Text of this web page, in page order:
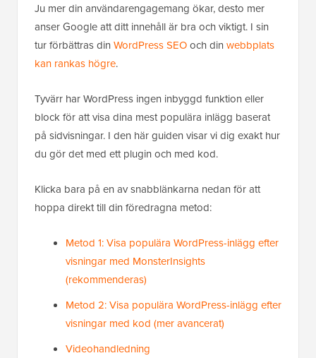
Ju mer din användarengagemang ökar, desto mer
anser Google att ditt innehåll är bra och viktigt. I sin
tur förbättras din WordPress SEOoch din webbplats
kan rankas högre.
Tyvärr har WordPress ingen inbyggd funktion eller
block för att visa dina mest populära inlägg baserat
på sidvisningar. I den här guiden visar vi dig exakt hur
du gör det med ett plugin och med kod.
Klicka bara på en av snabblänkarna nedan för att
hoppa direkt till din föredragna metod:
Metod 1: Visa populära WordPress-inlägg efter
visningar med MonsterInsights
(rekommenderas)
Metod 2: Visa populära WordPress-inlägg efter
visningar med kod (mer avancerat)
Videohandledning